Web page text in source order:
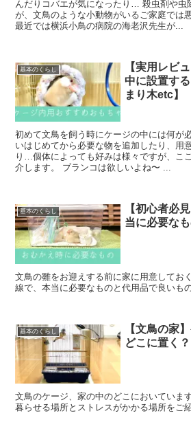
んだりコバエが気になったり… 殺虫剤や虫
が、文鳥のような小動物がいるご家庭では
最近では横浜小鳥の病院の海老沢先生が...
基本のくらし
【実用レビ
中に設置す
まり木etc】
初めて文鳥を飼う時にケージの中には何が
いはじめてから必要な物を追加したり、用
り…個体によっても好みは様々ですが、こ
介します。 ブランコは欲しいよね〜 ...
基本のくらし
【初心者必
当に必要な
文鳥の雛をお迎えする前に家に用意してお
線で、本当に必要なものと代用品で良いも
基本のくらし
【文鳥の家
どこに置く？
文鳥のケージ、家の中のどこにおいていま
暮らせる場所とストレスがかかる場所をご